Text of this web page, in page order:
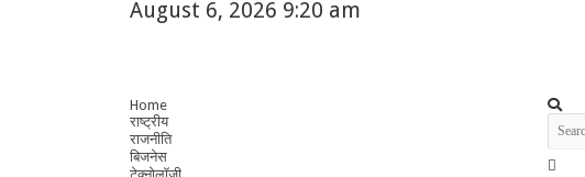
August 6, 2026 9:20 am
Home
राष्ट्रीय
राजनीति
बिजनेस